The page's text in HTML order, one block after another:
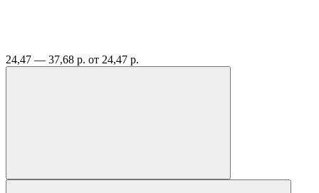
24,47 — 37,68 р. от 24,47 р.